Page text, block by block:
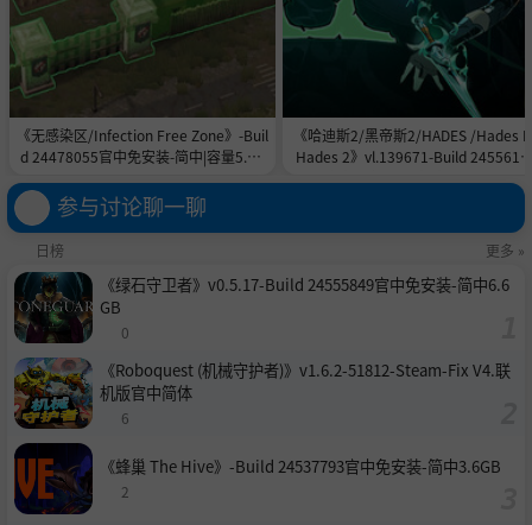
《无感染区/Infection Free Zone》-Buil
d 24478055官中免安装-简中|容量5.8G
B
《哈迪斯2/黑帝斯2/HADES /Hades
Hades 2》vl.139671-Build
官中免安装-简中|容量11.0GB
参与讨论聊一聊
日榜 更多 »
《绿石守卫者》v0.5.17-Build 24555849官中免安装-简中6.6
GB
0
《Roboquest (机械守护者)》v1.6.2-51812-Steam-Fix V4.联
机版官中简体
6
《蜂巢 The Hive》-Build 24537793官中免安装-简中3.6GB
2